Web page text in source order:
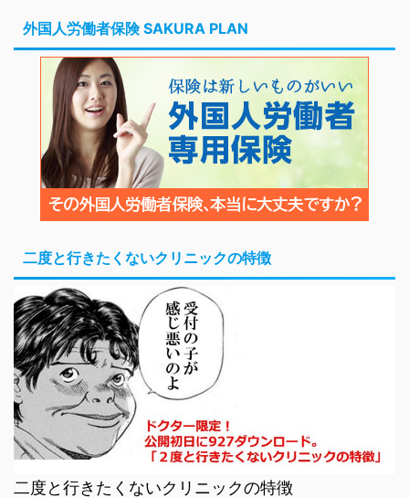
外国人労働者保険 SAKURA PLAN
二度と行きたくないクリニックの特徴
二度と行きたくないクリニックの特徴